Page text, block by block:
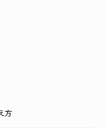
方